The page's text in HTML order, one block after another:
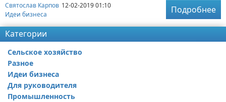
Святослав Карпов 12-02-2019 01:10
Идеи бизнеса
Подробнее
Категории
Сельское хозяйство
Разное
Идеи бизнеса
Для руководителя
Промышленность